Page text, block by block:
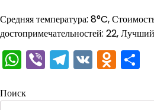
Средняя температура: 8°C,
достопримечательностей: 22,
WhatsApp
ViberTelegram
VK
Поиск